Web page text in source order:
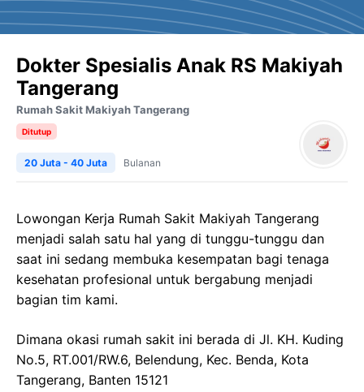
Dokter Spesialis Anak RS Makiyah
Tangerang
Rumah Sakit Makiyah Tangerang
Ditutup
20 Juta - 40 Juta Bulanan
Lowongan Kerja Rumah Sakit Makiyah Tangerang
menjadi salah satu hal yang di tunggu-tunggu dan
saat ini sedang membuka kesempatan bagi tenaga
kesehatan profesional untuk bergabung menjadi
bagian tim kami.
Dimana okasi rumah sakit ini berada di Jl. KH. Kuding
No.5, RT.001/RW.6, Belendung, Kec. Benda, Kota
Tangerang, Banten 15121